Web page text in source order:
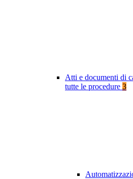
Atti e documenti di
tutte le procedure 3